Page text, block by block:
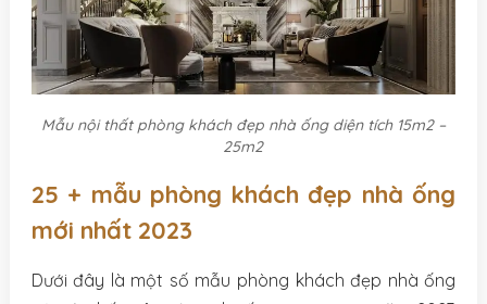
Mẫu nội thất phòng khách đẹp nhà ống diện tích 15m2 –
25m2
25 + mẫu phòng khách đẹp nhà ống
mới nhất 2023
Dưới đây là một số mẫu phòng khách đẹp nhà ống